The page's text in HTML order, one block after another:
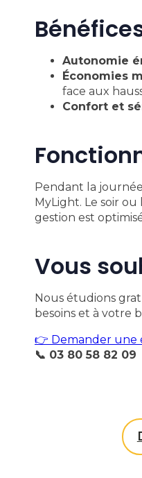
Autonomie
Économies
face aux
Confort et
Pendant la
MyLight. Le soir
gestion est
Vous
Nous étudions
besoins et à votre
👉 Demander une
📞 03 80 58 82 09